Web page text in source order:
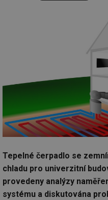
Tepelné čerpadlo se
chladu pro univerzitní
provedeny analýzy
systému a diskutována